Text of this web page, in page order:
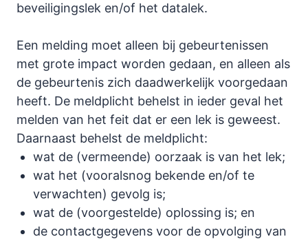
beveiligingslek en/of het datalek.
Een melding moet alleen bij gebeurtenissen
met grote impact worden gedaan, en alleen als
de gebeurtenis zich daadwerkelijk voorgedaan
heeft. De meldplicht behelst in ieder geval het
melden van het feit dat er een lek is geweest.
Daarnaast behelst de meldplicht:
wat de (vermeende) oorzaak is van het lek;
wat het (vooralsnog bekende en/of te
verwachten) gevolg is;
wat de (voorgestelde) oplossing is; en
de contactgegevens voor de opvolging van